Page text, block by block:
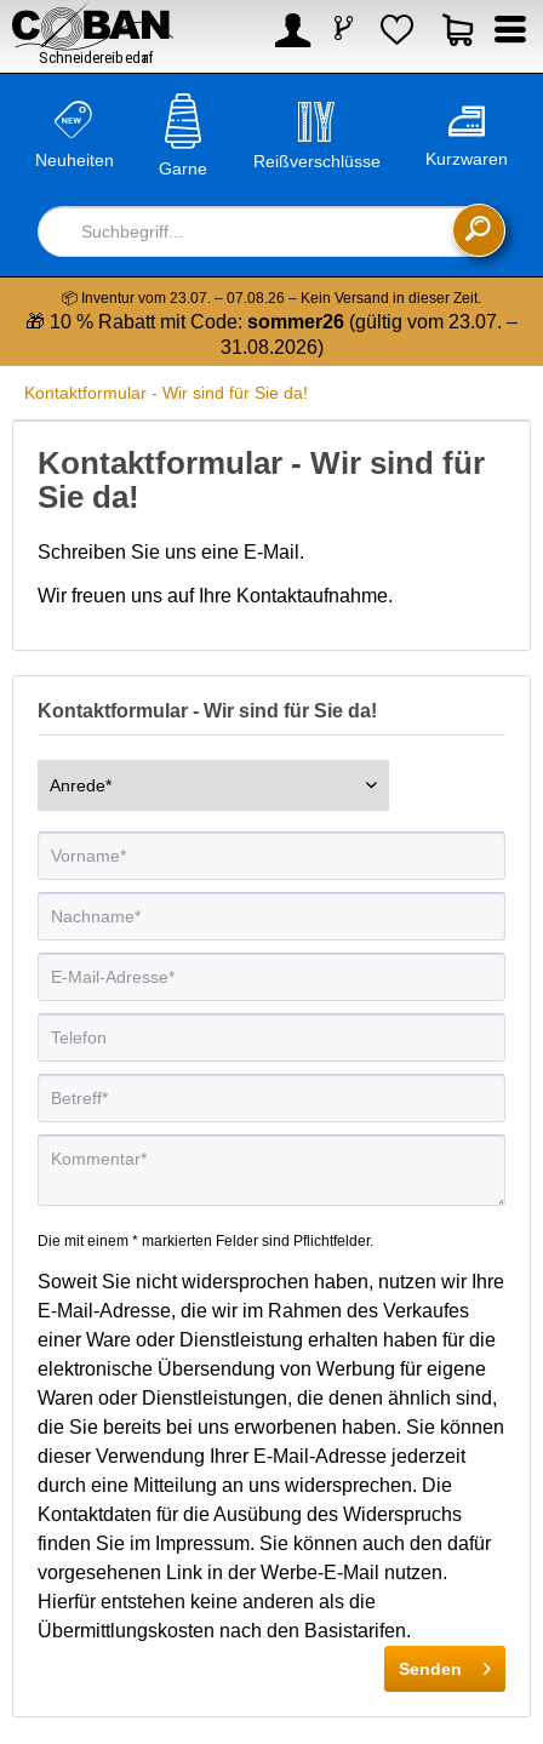
 

Neuheiten Garne

Reißverschlüsse Kurzwaren
📦 Inventur vom 23.07. – 07.08.26 – Kein Versand in dieser Zeit.
🎁 10 % Rabatt mit Code: sommer26 (gültig vom 23.07. –
31.08.2026)
Kontaktformular - Wir sind für Sie da!
Kontaktformular - Wir sind für
Sie da!
Schreiben Sie uns eine E-Mail.
Wir freuen uns auf Ihre Kontaktaufnahme.
Kontaktformular - Wir sind für Sie da!
Die mit einem * markierten Felder sind Pflichtfelder.
Soweit Sie nicht widersprochen haben, nutzen wir Ihre
E-Mail-Adresse, die wir im Rahmen des Verkaufes
einer Ware oder Dienstleistung erhalten haben für die
elektronische Übersendung von Werbung für eigene
Waren oder Dienstleistungen, die denen ähnlich sind,
die Sie bereits bei uns erworbenen haben. Sie können
dieser Verwendung Ihrer E-Mail-Adresse jederzeit
durch eine Mitteilung an uns widersprechen. Die
Kontaktdaten für die Ausübung des Widerspruchs
finden Sie im Impressum. Sie können auch den dafür
vorgesehenen Link in der Werbe-E-Mail nutzen.
Hierfür entstehen keine anderen als die
Übermittlungskosten nach den Basistarifen.
Senden